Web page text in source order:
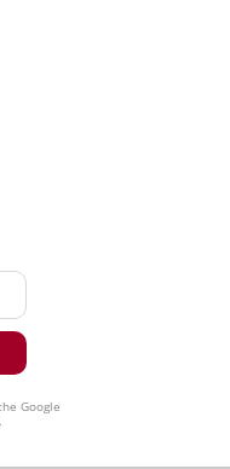
Google